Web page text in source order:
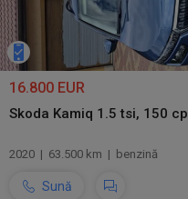
16.800 EUR
Skoda Kamiq 1.5 tsi, 150 cp
2020 | 63.500 km | benzină
Sună